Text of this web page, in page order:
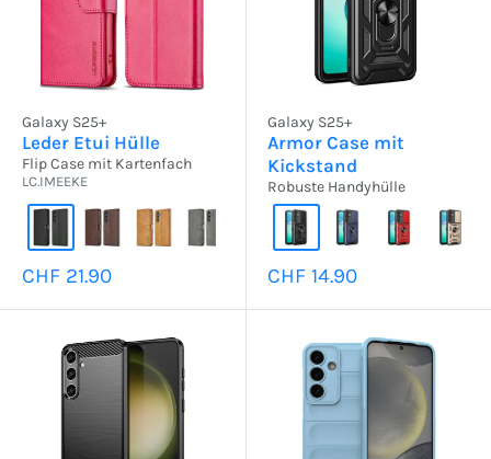
Galaxy S25+
Leder Etui Hülle
Flip Case mit Kartenfach
LC.IMEEKE
Sonderpreis
CHF 21.90
Galaxy S25+
Armor Case mit
Kickstand
Robuste Handyhülle
Sonderpreis
CHF 14.90